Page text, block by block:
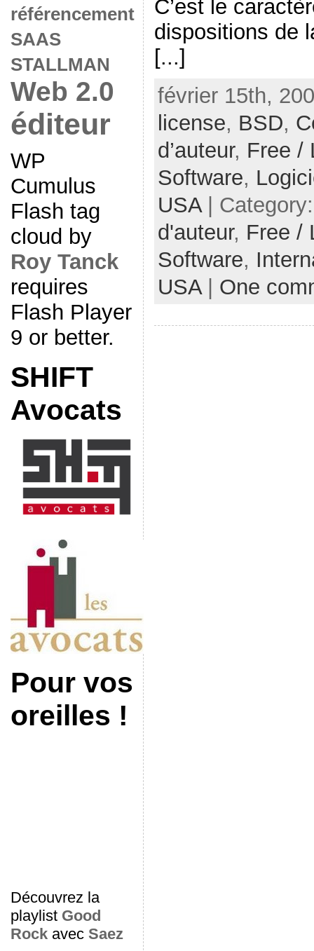
référencement
SAAS
STALLMAN
Web 2.0
éditeur
WP
Cumulus
Flash tag
cloud by
Roy Tanck
requires
Flash Player
9 or better.
SHIFT
Avocats
Pour vos
oreilles !
Découvrez la
playlist Good
Rockavec Saez
C’est le
dispositions de
[...]
février 15th,
license, BSD,
d’auteur, Free /
Software,
USA|
d'auteur, Free /
Software,
USA| One